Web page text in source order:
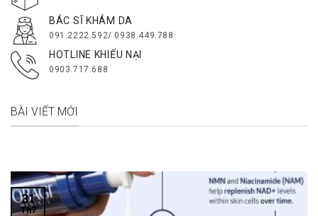
BÁC SĨ KHÁM DA
091.2222.592/ 0938.449.788
HOTLINE KHIẾU NẠI
0903.717.688
BÀI VIẾT MỚI
31
Th7